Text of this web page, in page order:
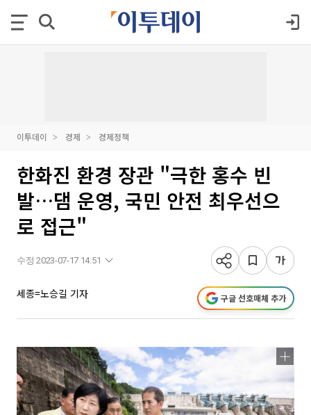
이투데이 경제 경제정책
한화진 환경 장관 "극한 홍수 빈
발…댐 운영, 국민 안전 최우선으
로 접근"
수정 2023-07-17 14:51
세종=노승길 기자 구글 선호매체 추가